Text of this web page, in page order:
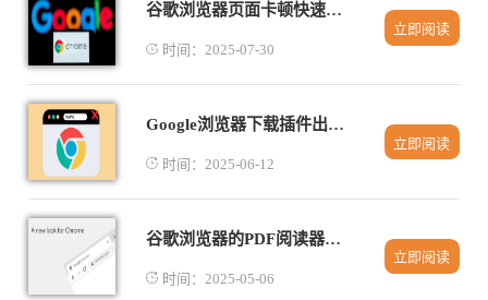
谷歌浏览器页面卡顿快速修复技巧分享
时间：2025-07-30
立即阅读
Google浏览器下载插件出现错误的处理流程
时间：2025-06-12
立即阅读
谷歌浏览器的PDF阅读器高级功能介绍
时间：2025-05-06
立即阅读